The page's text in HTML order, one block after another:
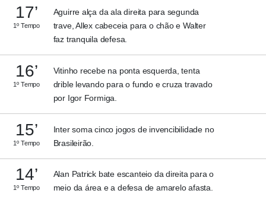
17’
1º Tempo
Aguirre alça da ala direita para segunda
trave, Allex cabeceia para o chão e Walter
faz tranquila defesa.
16’
1º Tempo
Vitinho recebe na ponta esquerda, tenta
drible levando para o fundo e cruza travado
por Igor Formiga.
15’
1º Tempo
Inter soma cinco jogos de invencibilidade no
Brasileirão.
14’
1º Tempo
Alan Patrick bate escanteio da direita para o
meio da área e a defesa de amarelo afasta.